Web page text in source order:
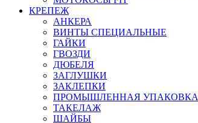
КРЕПЕЖ
АНКЕРА
ВИНТЫ СПЕЦИАЛЬНЫЕ
ГАЙКИ
ГВОЗДИ
ДЮБЕЛЯ
ЗАГЛУШКИ
ЗАКЛЕПКИ
ПРОМЫШЛЕННАЯ УПАКОВКА
ТАКЕЛАЖ
ШАЙБЫ